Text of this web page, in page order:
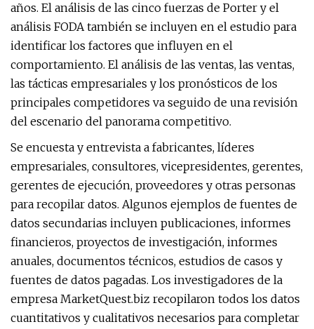
años. El análisis de las cinco fuerzas de Porter y el
análisis FODA también se incluyen en el estudio para
identificar los factores que influyen en el
comportamiento. El análisis de las ventas, las ventas,
las tácticas empresariales y los pronósticos de los
principales competidores va seguido de una revisión
del escenario del panorama competitivo.
Se encuesta y entrevista a fabricantes, líderes
empresariales, consultores, vicepresidentes, gerentes,
gerentes de ejecución, proveedores y otras personas
para recopilar datos. Algunos ejemplos de fuentes de
datos secundarias incluyen publicaciones, informes
financieros, proyectos de investigación, informes
anuales, documentos técnicos, estudios de casos y
fuentes de datos pagadas. Los investigadores de la
empresa MarketQuest.biz recopilaron todos los datos
cuantitativos y cualitativos necesarios para completar